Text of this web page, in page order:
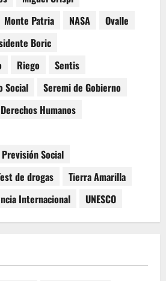
Monte Patria NASA
Ovalle
Boric
Riego
Sentis
Social
Seremi de Gobierno
Humanos
Social
de drogas
Tierra Amarilla
Internacional UNESCO